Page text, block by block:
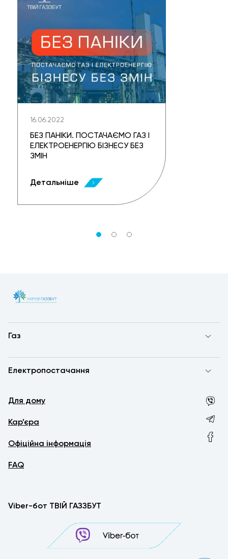
16.06.2022
БЕЗ ПАНІКИ. ПОСТАЧАЄМО ГАЗ І
ЕЛЕКТРОЕНЕРГІЮ БІЗНЕСУ БЕЗ
ЗМІН
Детальніше
Газ
Електропостачання
Для дому
Кар’єра
Офіційна інформація
FAQ
Viber-бот ТВІЙ ГАЗЗБУТ